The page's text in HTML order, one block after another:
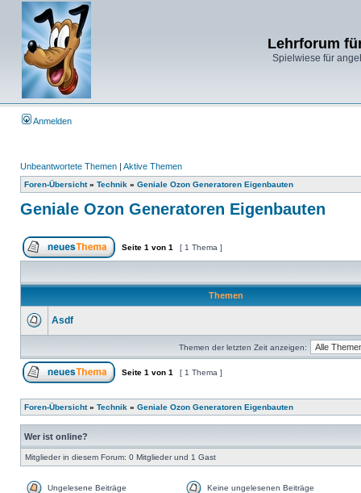
Lehrforum
Spielwiese für
Anmelden
Unbeantwortete Themen | Aktive Themen
Foren-Übersicht» Technik » Geniale Ozon Generatoren Eigenbauten
Geniale Ozon Generatoren Eigenbauten
Seite 1 von 1 [ 1 Thema ]
Themen
Asdf
Themen der letzten Zeit anzeigen:
Seite 1 von 1 [ 1 Thema ]
Foren-Übersicht» Technik » Geniale Ozon Generatoren Eigenbauten
Wer ist online?
Mitglieder in diesem Forum: 0 Mitglieder und 1 Gast
Ungelesene Beiträge Keine ungelesenen Beiträge